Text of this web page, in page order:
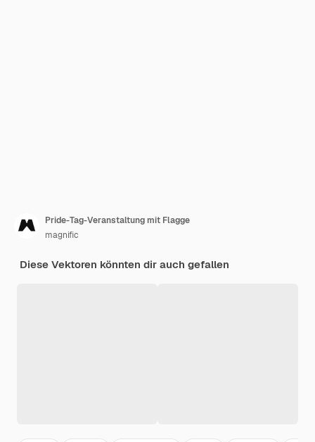
Pride-Tag-Veranstaltung mit Flagge
magnific
Diese Vektoren könnten dir auch gefallen